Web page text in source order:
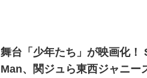
舞台「少年たち」が映画化
Man、関ジュら東西ジャニー